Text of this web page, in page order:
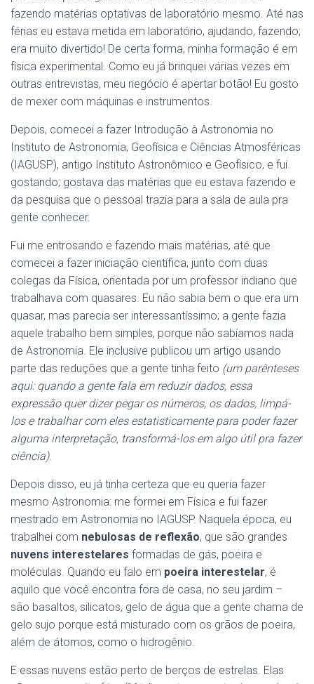
fazendo matérias optativas de laboratório mesmo. Até nas
férias eu estava metida em laboratório, ajudando, fazendo;
era muito divertido! De certa forma, minha formação é em
física experimental. Como eu já brinquei várias vezes em
outras entrevistas, meu negócio é apertar botão! Eu gosto
de mexer com máquinas e instrumentos.
Depois, comecei a fazer Introdução à Astronomia no
Instituto de Astronomia, Geofísica e Ciências Atmosféricas
(IAGUSP), antigo Instituto Astronômico e Geofísico, e fui
gostando; gostava das matérias que eu estava fazendo e
da pesquisa que o pessoal trazia para a sala de aula pra
gente conhecer.
Fui me entrosando e fazendo mais matérias, até que
comecei a fazer iniciação científica, junto com duas
colegas da Física, orientada por um professor indiano que
trabalhava com quasares. Eu não sabia bem o que era um
quasar, mas parecia ser interessantíssimo; a gente fazia
aquele trabalho bem simples, porque não sabíamos nada
de Astronomia. Ele inclusive publicou um artigo usando
parte das reduções que a gente tinha feito (um parênteses
aqui: quando a gente fala em reduzir dados, essa
expressão quer dizer pegar os números, os dados, limpá-
los e trabalhar com eles estatisticamente para poder fazer
alguma interpretação, transformá-los em algo útil pra fazer
ciência).
Depois disso, eu já tinha certeza que eu queria fazer
mesmo Astronomia: me formei em Física e fui fazer
mestrado em Astronomia no IAGUSP. Naquela época, eu
trabalhei com nebulosas de reflexão, que são grandes
nuvens interestelares formadas de gás, poeira e
moléculas. Quando eu falo em poeira interestelar, é
aquilo que você encontra fora de casa, no seu jardim –
são basaltos, silicatos, gelo de água que a gente chama de
gelo sujo porque está misturado com os grãos de poeira,
além de átomos, como o hidrogênio.
E essas nuvens estão perto de berços de estrelas. Elas